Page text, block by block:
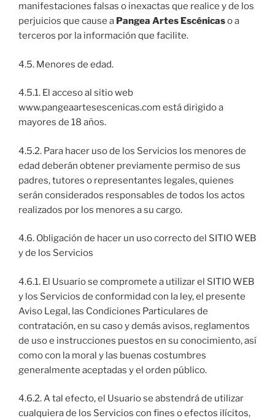
manifestaciones falsas o inexactas que realice y de los
perjuicios que cause a Pangea Artes Escénicaso a
terceros por la información que facilite.
4.5. Menores de edad.
4.5.1. El acceso al sitio web
www.pangeaartesescenicas.com está dirigido a
mayores de 18 años.
4.5.2. Para hacer uso de los Servicios los menores de
edad deberán obtener previamente permiso de sus
padres, tutores o representantes legales, quienes
serán considerados responsables de todos los actos
realizados por los menores a su cargo.
4.6. Obligación de hacer un uso correcto del SITIO WEB
y de los Servicios
4.6.1. El Usuario se compromete a utilizar el SITIO WEB
y los Servicios de conformidad con la ley, el presente
Aviso Legal, las Condiciones Particulares de
contratación, en su caso y demás avisos, reglamentos
de uso e instrucciones puestos en su conocimiento, así
como con la moral y las buenas costumbres
generalmente aceptadas y el orden público.
4.6.2. A tal efecto, el Usuario se abstendrá de utilizar
cualquiera de los Servicios con fines o efectos ilícitos,